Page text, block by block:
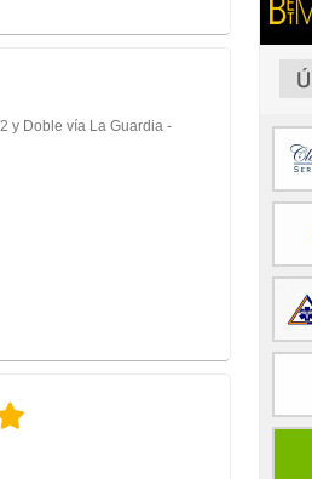
y Doble vía La Guardia -